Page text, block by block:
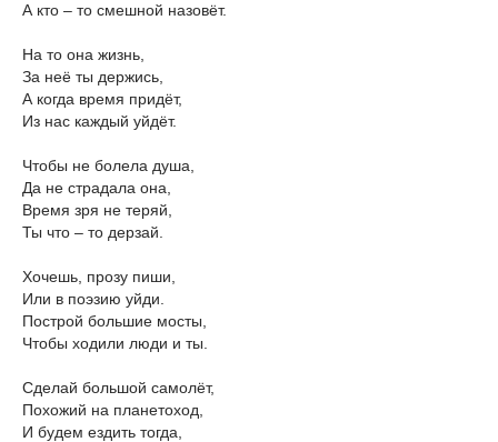
А кто – то смешной назовёт.
На то она жизнь,
За неё ты держись,
А когда время придёт,
Из нас каждый уйдёт.
Чтобы не болела душа,
Да не страдала она,
Время зря не теряй,
Ты что – то дерзай.
Хочешь, прозу пиши,
Или в поэзию уйди.
Построй большие мосты,
Чтобы ходили люди и ты.
Сделай большой самолёт,
Похожий на планетоход,
И будем ездить тогда,